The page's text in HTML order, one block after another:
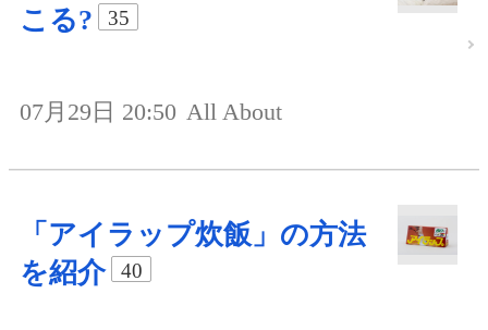
こる?
35
07月29日 20:50 All About
「アイラップ炊飯」の方法
を紹介
40